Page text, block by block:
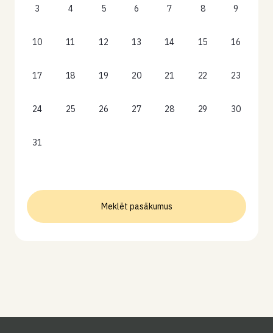
3 4 5 6 7 8 9
10 11 12 13 14 15 16
17 18 19 20 21 22 23
24 25 26 27 28 29 30
31
Meklēt pasākumus